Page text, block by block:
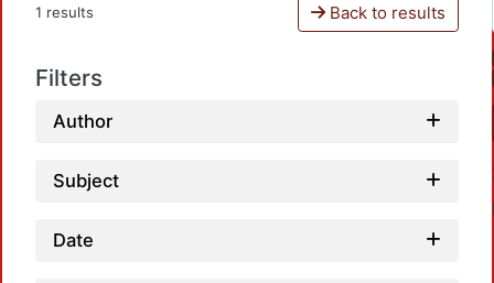
1 results Back to results
Filters
Author
Subject
Date